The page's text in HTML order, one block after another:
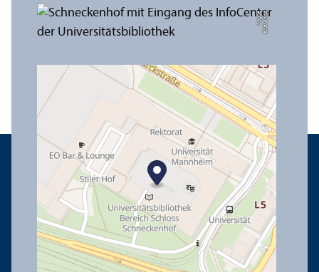
Bil
d:
A
n
n
a
L
o
g
u
e